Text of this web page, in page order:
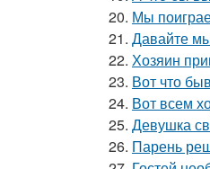
20. Мы
21. Давайте
22. Хозяин
23. Вот что
24. Вот всем
25. Девушка
26. Парень